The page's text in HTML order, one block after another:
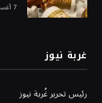
7 أغسطس، 2026
غربة نيوز
رئيس تحرير غُربة نيوز